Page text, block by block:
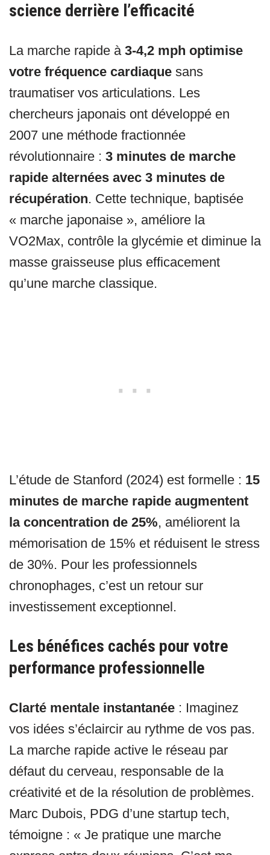
science derrière l’efficacité
La marche rapide à 3-4,2 mph optimise
votre fréquence cardiaque sans
traumatiser vos articulations. Les
chercheurs japonais ont développé en
2007 une méthode fractionnée
révolutionnaire : 3 minutes de marche
rapide alternées avec 3 minutes de
récupération. Cette technique, baptisée
« marche japonaise », améliore la
VO2Max, contrôle la glycémie et diminue la
masse graisseuse plus efficacement
qu’une marche classique.
L’étude de Stanford (2024) est formelle : 15
minutes de marche rapide augmentent
la concentration de 25%, améliorent la
mémorisation de 15% et réduisent le stress
de 30%. Pour les professionnels
chronophages, c’est un retour sur
investissement exceptionnel.
Les bénéfices cachés pour votre
performance professionnelle
Clarté mentale instantanée : Imaginez
vos idées s’éclaircir au rythme de vos pas.
La marche rapide active le réseau par
défaut du cerveau, responsable de la
créativité et de la résolution de problèmes.
Marc Dubois, PDG d’une startup tech,
témoigne : « Je pratique une marche